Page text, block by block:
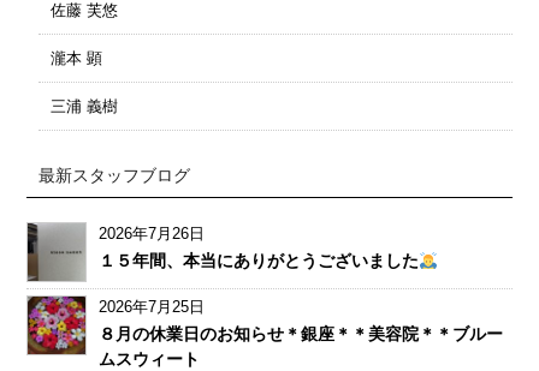
佐藤 芙悠
瀧本 顕
三浦 義樹
最新スタッフブログ
2026年7月26日
１５年間、本当にありがとうございました
2026年7月25日
８月の休業日のお知らせ＊銀座＊＊美容院＊＊ブルー
ムスウィート